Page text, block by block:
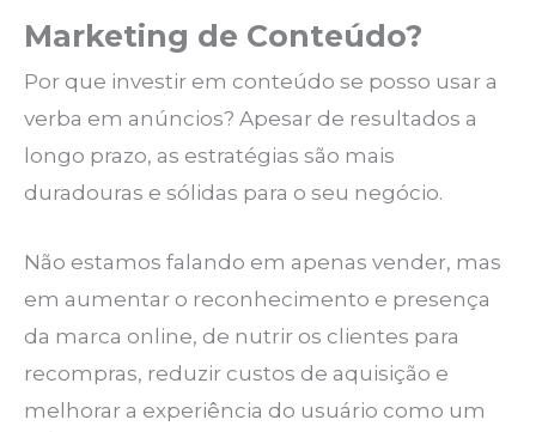
Marketing de Conteúdo?
Por que investir em conteúdo se posso usar a
verba em anúncios? Apesar de resultados a
longo prazo, as estratégias são mais
duradouras e sólidas para o seu negócio.
Não estamos falando em apenas vender, mas
em aumentar o reconhecimento e presença
da marca online, de nutrir os clientes para
recompras, reduzir custos de aquisição e
melhorar a experiência do usuário como um